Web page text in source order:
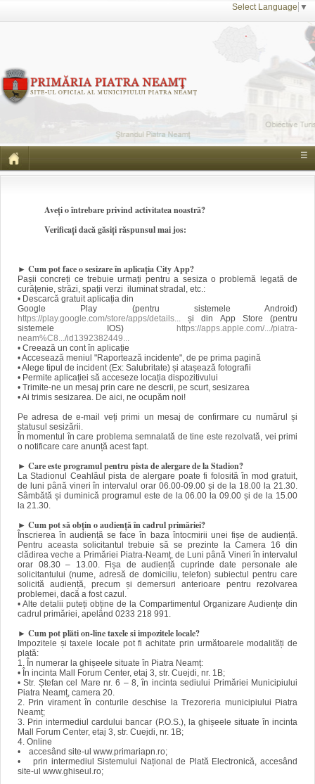
Select Language ▼
☰
Aveți o întrebare privind activitatea noastră?
Verificați dacă găsiți răspunsul mai jos:
► Cum pot face o sesizare în aplicația City App?
Pașii concreți ce trebuie urmați pentru a sesiza o problemă legată de
curățenie, străzi, spații verzi iluminat stradal, etc.:
• Descarcă gratuit aplicația din
Google Play (pentru sistemele Android)
https://play.google.com/store/apps/details... și din App Store (pentru
sistemele IOS)
https://apps.apple.com/.../piatra-
neam%C8.../id1392382449...
• Creează un cont în aplicație
• Accesează meniul "Raportează incidente", de pe prima pagină
• Alege tipul de incident (Ex: Salubritate) și atașează fotografii
• Permite aplicației să acceseze locația dispozitivului
• Trimite-ne un mesaj prin care ne descrii, pe scurt, sesizarea
• Ai trimis sesizarea. De aici, ne ocupăm noi!
Pe adresa de e-mail veți primi un mesaj de confirmare cu numărul și
statusul sesizării.
În momentul în care problema semnalată de tine este rezolvată, vei primi
o notificare care anunță acest fapt.
► Care este programul pentru pista de alergare de la Stadion?
La Stadionul Ceahlăul pista de alergare poate fi folosită în mod gratuit,
de luni până vineri în intervalul orar 06.00-09.00 și de la 18.00 la 21.30.
Sâmbătă și duminică programul este de la 06.00 la 09.00 și de la 15.00
la 21.30.
► Cum pot să obțin o audiență în cadrul primăriei?
Înscrierea în audiență se face în baza întocmirii unei fișe de audiență.
Pentru aceasta solicitantul trebuie să se prezinte la Camera 16 din
clădirea veche a Primăriei Piatra-Neamț, de Luni până Vineri în intervalul
orar 08.30 – 13.00. Fișa de audiență cuprinde date personale ale
solicitantului (nume, adresă de domiciliu, telefon) subiectul pentru care
solicită audiență, precum și demersuri anterioare pentru rezolvarea
problemei, dacă a fost cazul.
• Alte detalii puteți obține de la Compartimentul Organizare Audiențe din
cadrul primăriei, apelând 0233 218 991.
► Cum pot plăti on-line taxele si impozitele locale?
Impozitele și taxele locale pot fi achitate prin următoarele modalități de
plată:
1. În numerar la ghișeele situate în Piatra Neamț:
• În incinta Mall Forum Center, etaj 3, str. Cuejdi, nr. 1B;
• Str. Ștefan cel Mare nr. 6 – 8, în incinta sediului Primăriei Municipiului
Piatra Neamț, camera 20.
2. Prin virament în conturile deschise la Trezoreria municipiului Piatra
Neamț;
3. Prin intermediul cardului bancar (P.O.S.), la ghișeele situate în incinta
Mall Forum Center, etaj 3, str. Cuejdi, nr. 1B;
4. Online
• accesând site-ul www.primariapn.ro;
• prin intermediul Sistemului Național de Plată Electronică, accesând
site-ul www.ghiseul.ro;